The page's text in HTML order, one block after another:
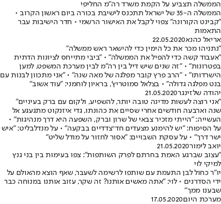
הממשלה תצביע על הקמת משרד רה"מ החליפי
הממשלה ה-35 של ישראל תתכנס לישיבת בכורה ביום ראשון הקרוב •
"קבינט הקורונה" צפוי לקבל את האישור הרשמי • חדר הישיבות עבר
התאמות
אריאל כהנא22.05.2020
"נתניהו מכר את כל הימין כדי להישאר ראש ממשלה"
"אעבוד קשה כדי להפיל את הממשלה" • "ביבי מתייחס לציונות הדתית
בפטרונות" • "זה שנים שיש דיל בין רה"מ לבין מערכת המשפט, למען
הישרדותו" • "הרב פרץ קובר מפלגה של מאה שנה" • "אני מתכוון לבנות עם
בנט מפלגה גדולה" • בצלאל סמוטריץ', בראיון לוחמני: "עוד אשוב"
יהודה שלזינגר21.05.2020
"אני רוצה לעשות מדינה טובה יותר, להשפיע, ולקום עם ברק בעיניים"
שנה וארבעה חודשים אחרי שסיים את כהונתו, גדי איזנקוט מתגעגע אל
העשייה: "הייתי מזכיר צבאי של שרון וברק, השפעה היא דרך מנהיגות" •
על הסיפוח: "יש להימנע מצעדים חד־צדדיים בבקעה" • על מנדלבליט: "איש
ישר דרך" • על עסקת השבויים: "אסור לחזור על מודל שליט"
יואב לימור21.05.2020
"עצוב שברגע האמת בחרתם לפרק השותפות": צפו בעימות בין בני גנץ
למיקי לוי
יו"ר כחול לבן התעמת עם שותפו לרשימה לשעבר, שאף הוצא מהאולם על
ידי הסדרנים • לוי: "אתה מאשים אותנו? זה שקר, עזוב אותנו במנוחה כבר
שבענו ממך"
מערכת היום17.05.2020